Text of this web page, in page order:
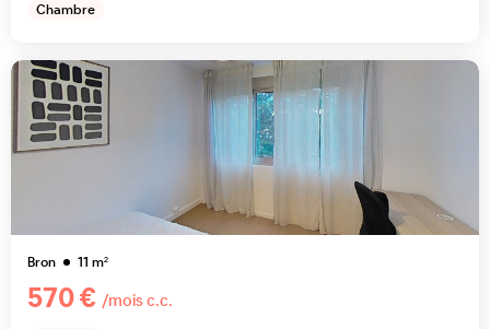
Chambre
Bron 11 m²
570 € /mois c.c.